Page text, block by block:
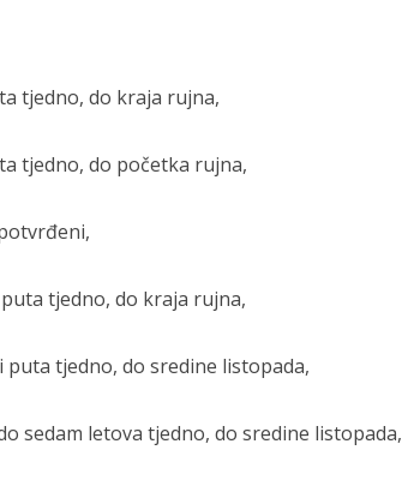
tjedno, do kraja rujna,
tjedno, do početka rujna,
tjedno, do kraja rujna,
puta tjedno, do sredine listopada,
sedam letova tjedno, do sredine listopada,